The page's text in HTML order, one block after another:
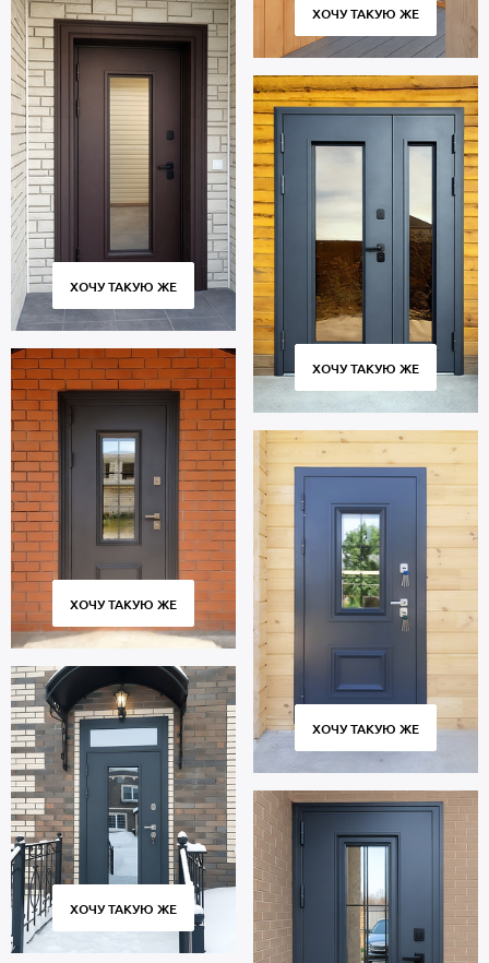
ХОЧУ ТАКУЮ ЖЕ
ХОЧУ ТАКУЮ ЖЕ
ХОЧУ ТАКУЮ ЖЕ
ХОЧУ ТАКУЮ ЖЕ
ХОЧУ ТАКУЮ ЖЕ
ХОЧУ ТАКУЮ ЖЕ